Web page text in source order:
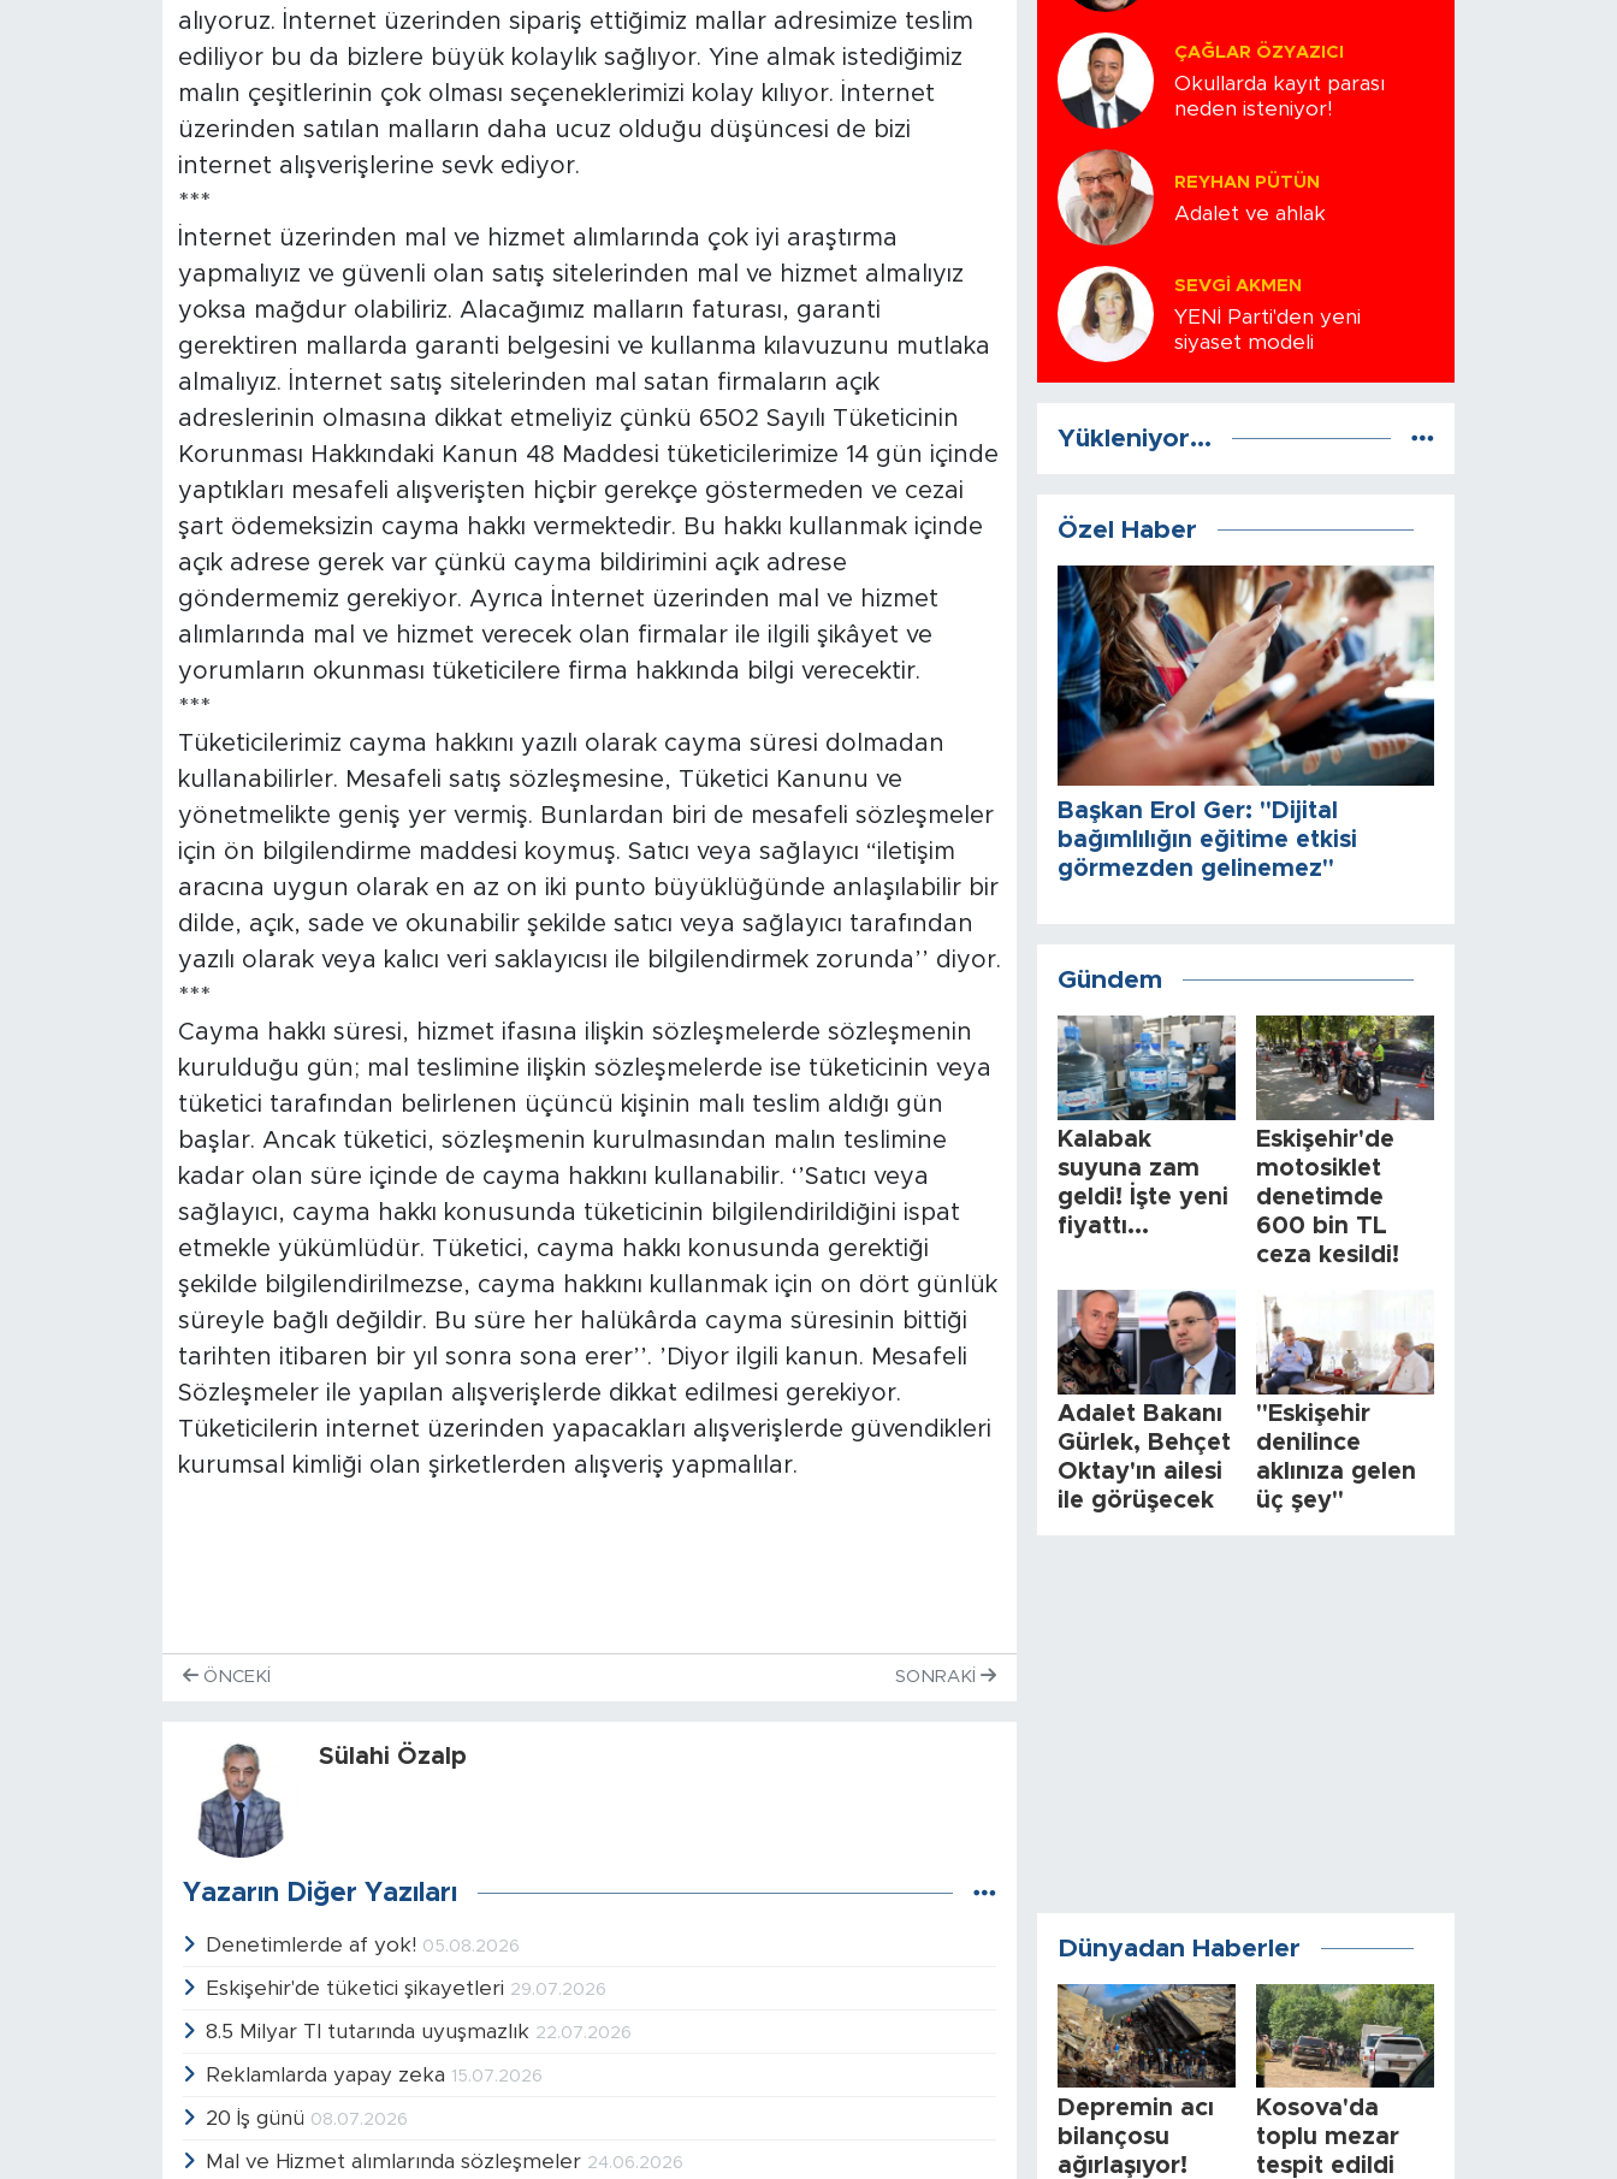
alıyoruz. İnternet üzerinden sipariş ettiğimiz mallar adresimize teslim
ediliyor bu da bizlere büyük kolaylık sağlıyor. Yine almak istediğimiz
malın çeşitlerinin çok olması seçeneklerimizi kolay kılıyor. İnternet
üzerinden satılan malların daha ucuz olduğu düşüncesi de bizi
internet alışverişlerine sevk ediyor.
***
İnternet üzerinden mal ve hizmet alımlarında çok iyi araştırma
yapmalıyız ve güvenli olan satış sitelerinden mal ve hizmet almalıyız
yoksa mağdur olabiliriz. Alacağımız malların faturası, garanti
gerektiren mallarda garanti belgesini ve kullanma kılavuzunu mutlaka
almalıyız. İnternet satış sitelerinden mal satan firmaların açık
adreslerinin olmasına dikkat etmeliyiz çünkü 6502 Sayılı Tüketicinin
Korunması Hakkındaki Kanun 48 Maddesi tüketicilerimize 14 gün içinde
yaptıkları mesafeli alışverişten hiçbir gerekçe göstermeden ve cezai
şart ödemeksizin cayma hakkı vermektedir. Bu hakkı kullanmak içinde
açık adrese gerek var çünkü cayma bildirimini açık adrese
göndermemiz gerekiyor. Ayrıca İnternet üzerinden mal ve hizmet
alımlarında mal ve hizmet verecek olan firmalar ile ilgili şikâyet ve
yorumların okunması tüketicilere firma hakkında bilgi verecektir.
***
Tüketicilerimiz cayma hakkını yazılı olarak cayma süresi dolmadan
kullanabilirler. Mesafeli satış sözleşmesine, Tüketici Kanunu ve
yönetmelikte geniş yer vermiş. Bunlardan biri de mesafeli sözleşmeler
için ön bilgilendirme maddesi koymuş. Satıcı veya sağlayıcı “iletişim
aracına uygun olarak en az on iki punto büyüklüğünde anlaşılabilir bir
dilde, açık, sade ve okunabilir şekilde satıcı veya sağlayıcı tarafından
yazılı olarak veya kalıcı veri saklayıcısı ile bilgilendirmek zorunda’’ diyor.
***
Cayma hakkı süresi, hizmet ifasına ilişkin sözleşmelerde sözleşmenin
kurulduğu gün; mal teslimine ilişkin sözleşmelerde ise tüketicinin veya
tüketici tarafından belirlenen üçüncü kişinin malı teslim aldığı gün
başlar. Ancak tüketici, sözleşmenin kurulmasından malın teslimine
kadar olan süre içinde de cayma hakkını kullanabilir. ‘’Satıcı veya
sağlayıcı, cayma hakkı konusunda tüketicinin bilgilendirildiğini ispat
etmekle yükümlüdür. Tüketici, cayma hakkı konusunda gerektiği
şekilde bilgilendirilmezse, cayma hakkını kullanmak için on dört günlük
süreyle bağlı değildir. Bu süre her halükârda cayma süresinin bittiği
tarihten itibaren bir yıl sonra sona erer’’. ’Diyor ilgili kanun. Mesafeli
Sözleşmeler ile yapılan alışverişlerde dikkat edilmesi gerekiyor.
Tüketicilerin internet üzerinden yapacakları alışverişlerde güvendikleri
kurumsal kimliği olan şirketlerden alışveriş yapmalılar.
ÖNCEKI SONRAKI
Sülahi Özalp
Yazarın Diğer Yazıları
Denetimlerde af yok! 05.08.2026
Eskişehir'de tüketici şikayetleri 29.07.2026
8.5 Milyar Tl tutarında uyuşmazlık 22.07.2026
Reklamlarda yapay zeka 15.07.2026
20 İş günü 08.07.2026
Mal ve Hizmet alımlarında sözleşmeler 24.06.2026
ÇAĞLAR ÖZYAZICI
Okullarda kayıt parası
neden isteniyor!
REYHAN PÜTÜN
Adalet ve ahlak
SEVGI AKMEN
YENİ Parti'den yeni
siyaset modeli
Yükleniyor...
Özel Haber
Başkan Erol Ger: "Dijital
bağımlılığın eğitime etkisi
görmezden gelinemez"
Gündem
Kalabak
suyuna zam
geldi! İşte yeni
fiyattı...
Eskişehir'de
motosiklet
denetimde
600 bin TL
ceza kesildi!
Adalet Bakanı
Gürlek, Behçet
Oktay'ın ailesi
ile görüşecek
"Eskişehir
denilince
aklınıza gelen
üç şey"
Dünyadan Haberler
Depremin acı
bilançosu
ağırlaşıyor!
Kosova'da
toplu mezar
tespit edildi
Resmi İlanlar